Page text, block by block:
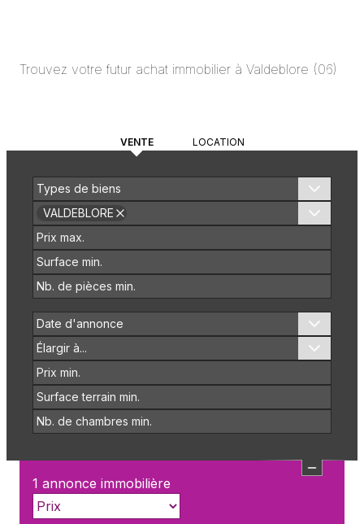
Trouvez votre futur achat immobilier à Valdeblore (06)
VENTE LOCATION
Types de biens
VALDEBLORE
Date d'annonce
Élargir à...
1 annonce immobilière